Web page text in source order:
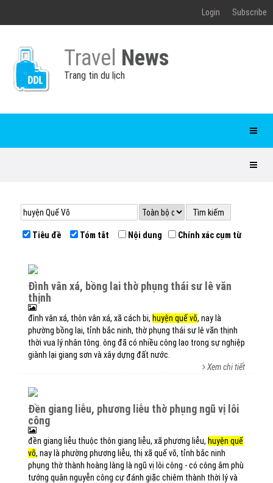
Login Subscribe
Travel News
Trang tin du lịch
Tiêu đề Tóm tắt Nội dung Chính xác cụm từ
đình vân xá, bồng lai thờ phụng thái sư lê văn
thịnh
đình vân xá, thôn vân xá, xã cách bi, huyện quế võ, nay là
phường bồng lai, tỉnh bắc ninh, thờ phụng thái sư lê văn thịnh
thời vua lý nhân tông. ông đã có nhiều công lao trong sự nghiệp
giành lại giang sơn và xây dựng đất nước.
Xem chi tiết
đền giang liễu, phương liễu thờ phụng ngũ vị lôi
công
đền giang liễu thuộc thôn giang liễu, xã phương liễu, huyện quế
võ, nay là phường phương liễu, thị xã quế võ, tỉnh bắc ninh
phụng thờ thành hoàng làng là ngũ vị lôi công - có công âm phù
tướng quân nguyễn công cự đánh giặc chiêm thành thời lý và